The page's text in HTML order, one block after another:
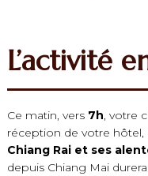
L’activité
Ce matin, vers7h, votre
réception de votre
Chiang Rai et ses
depuis Chiang Mai